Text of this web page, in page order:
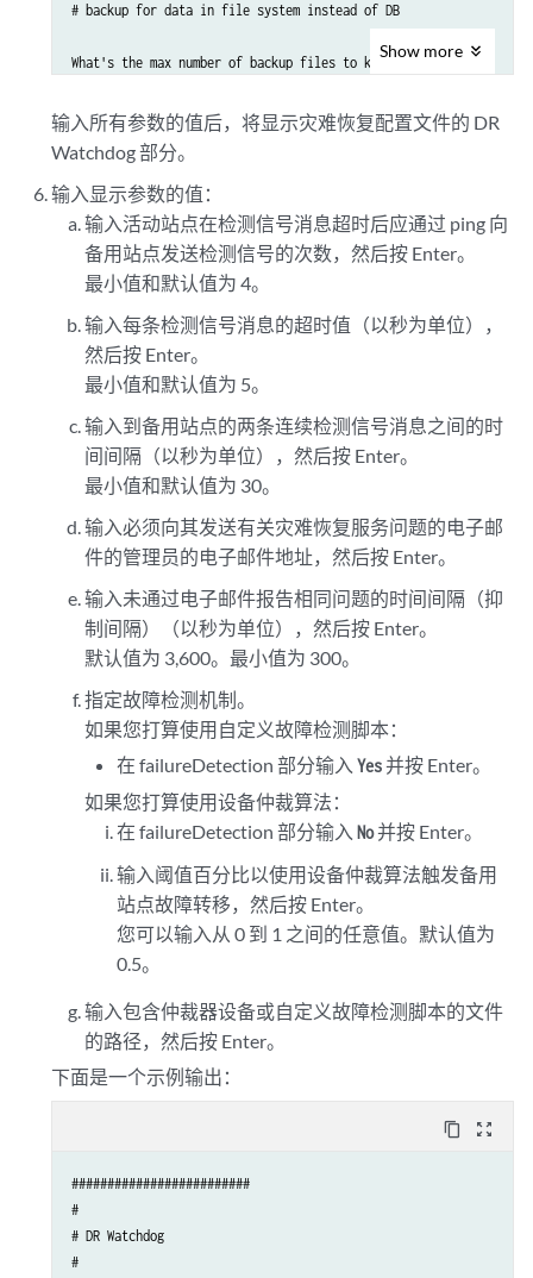
# backup for data in file system instead of DB
What's the max number of backup files to keep? 3
What are the days of the week to run file backup (0-6)?
# restore for data in file system instead of DB
What are the times of the day to poll files from the active site
What are the days of the week to poll files from the active
Show more
输入所有参数的值后，将显示灾难恢复配置文件的 DR
Watchdog 部分。
输入显示参数的值：
输入活动站点在检测信号消息超时后应通过 ping 向
备用站点发送检测信号的次数，然后按 Enter。
最小值和默认值为 4。
输入每条检测信号消息的超时值（以秒为单位），
然后按 Enter。
最小值和默认值为 5。
输入到备用站点的两条连续检测信号消息之间的时
间间隔（以秒为单位），然后按 Enter。
最小值和默认值为 30。
输入必须向其发送有关灾难恢复服务问题的电子邮
件的管理员的电子邮件地址，然后按 Enter。
输入未通过电子邮件报告相同问题的时间间隔（抑
制间隔）（以秒为单位），然后按 Enter。
默认值为 3,600。最小值为 300。
指定故障检测机制。
如果您打算使用自定义故障检测脚本：
在 failureDetection 部分输入Yes并按 Enter。
如果您打算使用设备仲裁算法：
在 failureDetection 部分输入No并按 Enter。
输入阈值百分比以使用设备仲裁算法触发备用
站点故障转移，然后按 Enter。
您可以输入从 0 到 1 之间的任意值。默认值为
0.5。
输入包含仲裁器设备或自定义故障检测脚本的文件
的路径，然后按 Enter。
下面是一个示例输出：
content_copy zoom_out_map
#########################
#
# DR Watchdog
#